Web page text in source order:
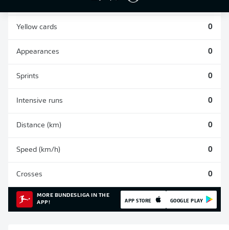
Yellow cards 0
Appearances 0
Sprints 0
Intensive runs 0
Distance (km) 0
Speed (km/h) 0
Crosses 0
MORE BUNDESLIGA IN THE
APP!
APP STORE GOOGLE PLAY